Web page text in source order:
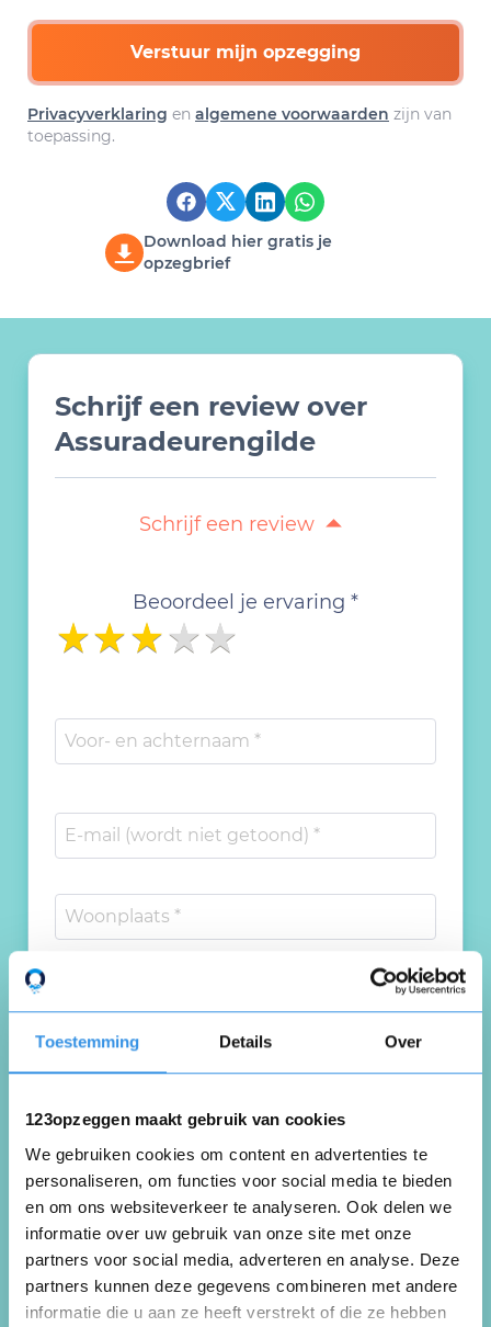
Toestemming Details Over
123opzeggen maakt gebruik van cookies
We gebruiken cookies om content en advertenties te
personaliseren, om functies voor social media te bieden
en om ons websiteverkeer te analyseren. Ook delen we
informatie over uw gebruik van onze site met onze
partners voor social media, adverteren en analyse. Deze
partners kunnen deze gegevens combineren met andere
informatie die u aan ze heeft verstrekt of die ze hebben
Verstuur mijn opzegging
Privacyverklaring en algemene voorwaarden zijn van
toepassing.
Download hier gratis je
opzegbrief
Schrijf een review over
Assuradeurengilde
Schrijf een review
Beoordeel je ervaring *
Plaats review
* = verplichte velden